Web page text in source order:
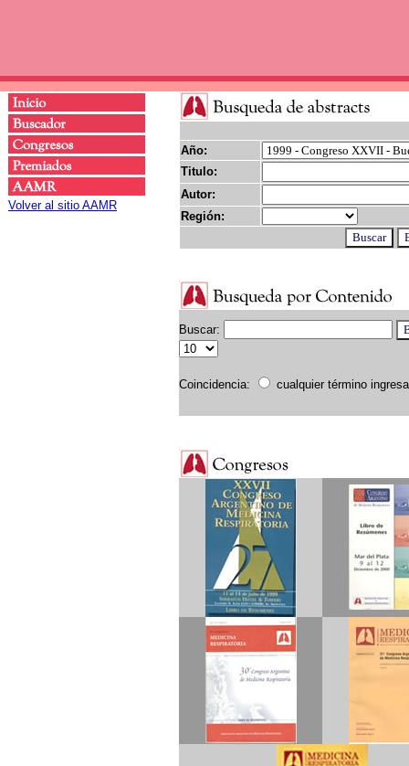
Volver al sitio AAMR
Año:
Titulo:
Autor:
Región:
Buscar:
Coincidencia: cualquier término